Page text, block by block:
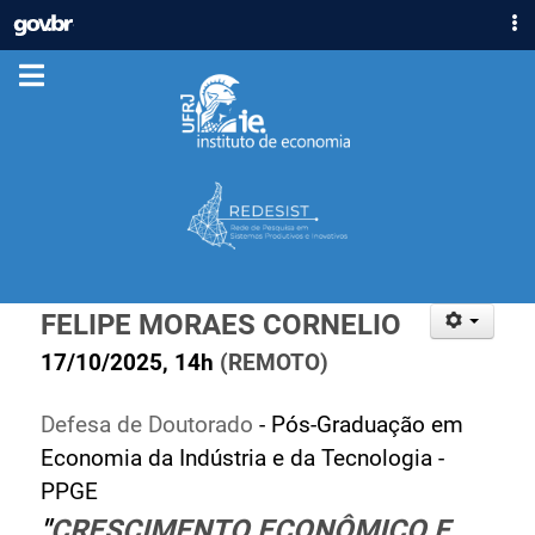
GOVBR
ACESSO À INFORMAÇÃO
Ministério das Relações Exteriores
Ministério da Economia
Ministério da Agricultura, Pecuária e Abastecimento
Ministério da Educação
Ministério da Cidadania
Ministério da Saúde
FELIPE MORAES CORNELIO
17/10/2025, 14h (REMOTO)
Defesa de Doutorado - Pós-Graduação em
Economia da Indústria e da Tecnologia -
PPGE